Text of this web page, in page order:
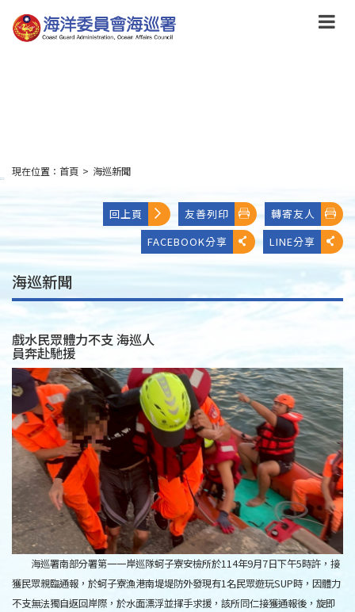
到
主
:::
現在位置： 首頁 > 海巡新聞
回上頁 友善列印
轉寄友人
FACEBOOK分享
LINE分享
海巡新聞
戲水民眾體力不支 海巡人
員奔赴馳援
海巡署南部分署第一一岸巡隊蚵子寮安檢所於114年9月7日下午5時許，接
獲民眾親臨通報，於蚵子寮漁港南堤堤防外發現有1名民眾遊玩SUP時，因體力
不支無法獨自返回岸際，於水面漂浮並揮手求援，該所同仁接獲通報後，旋即